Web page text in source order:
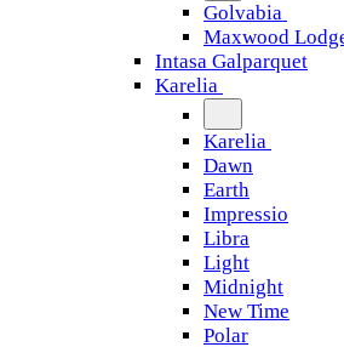
Golvabia
Maxwood
Intasa Galparquet
Karelia
Karelia
Dawn
Earth
Impressio
Libra
Light
Midnight
New Time
Polar